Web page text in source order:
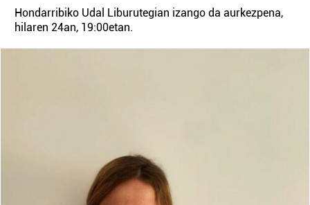
Hondarribiko Udal Liburutegian izango da aurkezpena,
hilaren 24an, 19:00etan.